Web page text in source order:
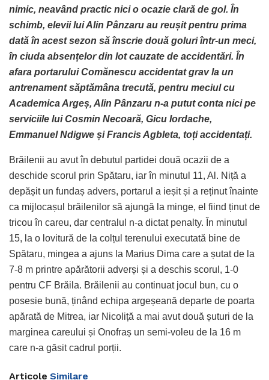
nimic, neavând practic nici o ocazie clară de gol. În
schimb, elevii lui Alin Pânzaru au reușit pentru prima
dată în acest sezon să înscrie două goluri într-un meci,
în ciuda absențelor din lot cauzate de accidentări. În
afara portarului Comănescu accidentat grav la un
antrenament săptămâna trecută, pentru meciul cu
Academica Argeș, Alin Pânzaru n-a putut conta nici pe
serviciile lui Cosmin Necoară, Gicu Iordache,
Emmanuel Ndigwe și Francis Agbleta, toți accidentați.
Brăilenii au avut în debutul partidei două ocazii de a
deschide scorul prin Spătaru, iar în minutul 11, Al. Niță a
depășit un fundaș advers, portarul a ieșit și a reținut înainte
ca mijlocașul brăilenilor să ajungă la minge, el fiind ținut de
tricou în careu, dar centralul n-a dictat penalty. În minutul
15, la o lovitură de la colțul terenului executată bine de
Spătaru, mingea a ajuns la Marius Dima care a șutat de la
7-8 m printre apărătorii adverși și a deschis scorul, 1-0
pentru CF Brăila. Brăilenii au continuat jocul bun, cu o
posesie bună, ținând echipa argeșeană departe de poarta
apărată de Mitrea, iar Nicoliță a mai avut două șuturi de la
marginea careului și Onofraș un semi-voleu de la 16 m
care n-a găsit cadrul porții.
Articole Similare